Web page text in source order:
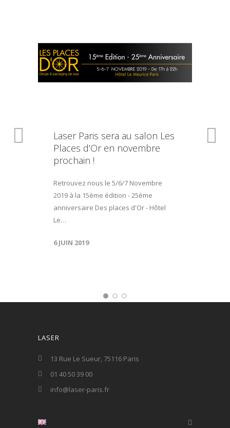
Laser Paris sera au salon Les
Places d’Or en novembre
prochain !
Retrouvez nous le 5/6/7 Novembre
2019 à la 15ème édition - 25ème
anniversaire Des places d'Or - Hôtel
Le…
6 JUIN 2019
LASER
13 Rue Le Sueur, 75116 Paris
01 40 50 39 00
info@laser-paris.fr